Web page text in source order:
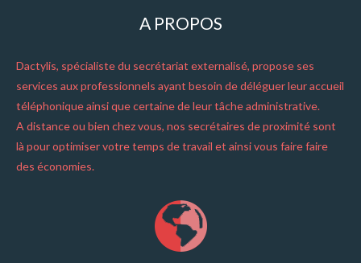
A PROPOS
Dactylis, spécialiste du secrétariat externalisé, propose ses
services aux professionnels ayant besoin de déléguer leur accueil
téléphonique ainsi que certaine de leur tâche administrative.
A distance ou bien chez vous, nos secrétaires de proximité sont
là pour optimiser votre temps de travail et ainsi vous faire faire
des économies.